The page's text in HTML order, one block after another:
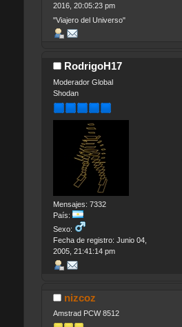
2016, 20:05:23 pm
"Viajero del Universo"
RodrigoH17
Moderador Global
Shodan
Mensajes: 7332
País:
Sexo:
Fecha de registro: Junio 04,
2005, 21:41:14 pm
nizcoz
Amstrad PCW 8512